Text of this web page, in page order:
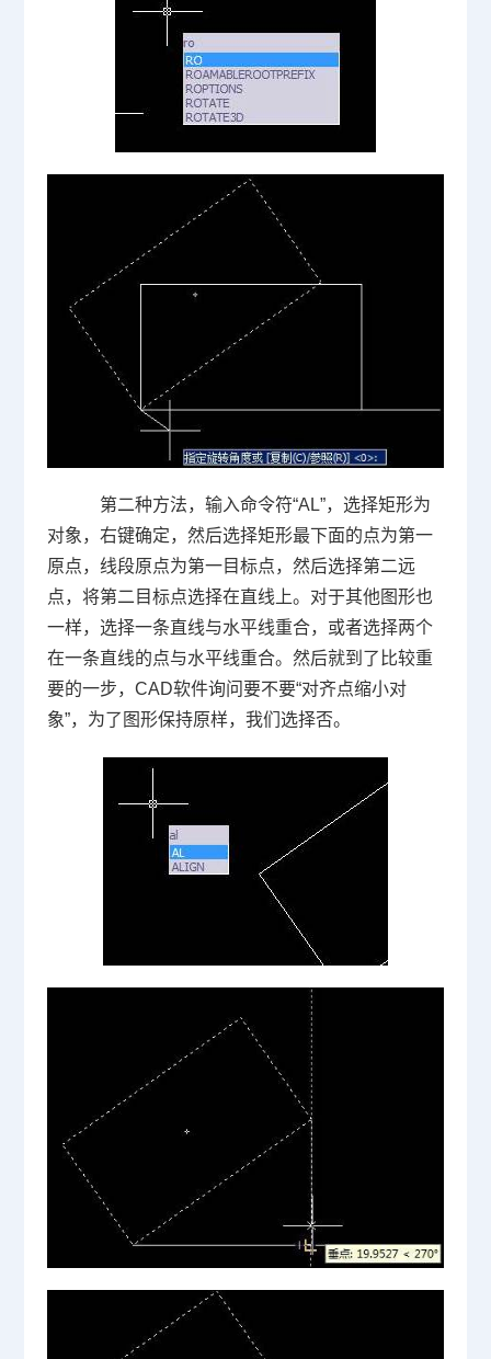
第二种方法，输入命令符“AL”，选择矩形为
对象，右键确定，然后选择矩形最下面的点为第一
原点，线段原点为第一目标点，然后选择第二远
点，将第二目标点选择在直线上。对于其他图形也
一样，选择一条直线与水平线重合，或者选择两个
在一条直线的点与水平线重合。然后就到了比较重
要的一步， CAD软件询问要不要“对齐点缩小对
象”，为了图形保持原样，我们选择否。